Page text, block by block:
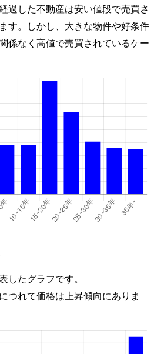
過した不動産は安い値段で売買さ
す。しかし、大きな物件や好条件
係なく高値で売買されているケー
したグラフです。
つれて価格は上昇傾向にありま